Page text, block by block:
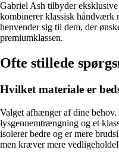
Gabriel Ash tilbyder
kombinerer klassisk håndværk
henvender sig til dem, der
premiumklassen.
Ofte stillede
Hvilket materiale er
Valget afhænger af dine
lysgennemtrængning og et
isolerer bedre og er mere
men kræver mere